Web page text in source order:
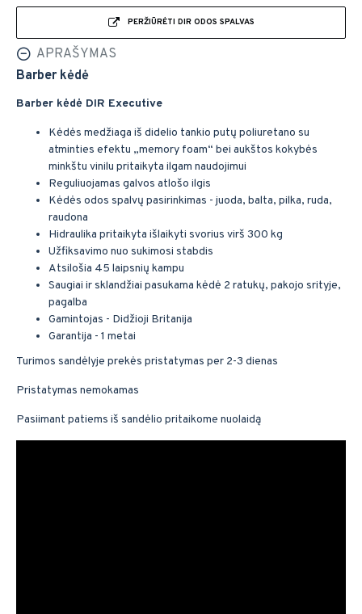
PERŽIŪRĖTI DIR ODOS SPALVAS
APRAŠYMAS
Barber kėdė
Barber kėdė DIR Executive
Kėdės medžiaga iš didelio tankio putų poliuretano su
atminties efektu „memory foam“ bei aukštos kokybės
minkštu vinilu pritaikyta ilgam naudojimui
Reguliuojamas galvos atlošo ilgis
Kėdės odos spalvų pasirinkimas - juoda, balta, pilka, ruda,
raudona
Hidraulika pritaikyta išlaikyti svorius virš 300 kg
Užfiksavimo nuo sukimosi stabdis
Atsilošia 45 laipsnių kampu
Saugiai ir sklandžiai pasukama kėdė 2 ratukų, pakojo srityje,
pagalba
Gamintojas - Didžioji Britanija
Garantija - 1 metai
Turimos sandėlyje prekės pristatymas per 2-3 dienas
Pristatymas nemokamas
Pasiimant patiems iš sandėlio pritaikome nuolaidą